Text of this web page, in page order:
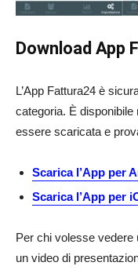
Download App
L’App Fattura24 è
categoria. È disponibile
essere scaricata e
Scarica l’App per
Scarica l’App per
Per chi volesse vedere
un video di